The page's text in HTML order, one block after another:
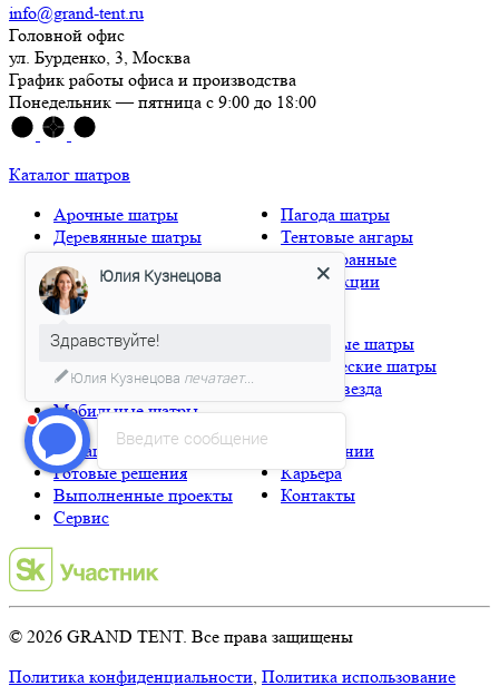
info@grand-tent.ru
Головной офис
ул. Бурденко, 3, Москва
График работы офиса и производства
Понедельник — пятница с 9:00 до 18:00
Каталог шатров
Арочные шатры
Деревянные шатры
Классические шатры
Мембранные шатры
Надувные шатры
Пагода шатры
Тентовые ангары
Шестигранные
конструкции
Глэмпинг
Каскадные шатры
Купольные конструкции
Мобильные шатры
Натяжные шатры
Сферические шатры
Шатер звезда
Оснащение
Готовые решения
Выполненные проекты
Сервис
О компании
Карьера
Контакты
© 2026 GRAND TENT. Все права защищены
Политика конфиденциальности, Политика использование
Введите сообщение
Юлия Кузнецова
Здравствуйте!
Юлия Кузнецова печатает...